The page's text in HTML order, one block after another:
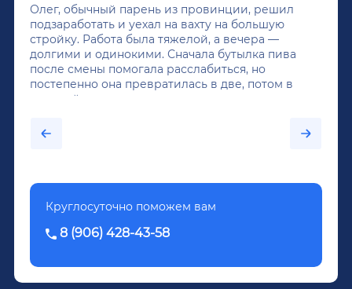
Олег, обычный парень из провинции, решил
подзаработать и уехал на вахту на большую
стройку. Работа была тяжелой, а вечера —
долгими и одинокими. Сначала бутылка пива
после смены помогала расслабиться, но
постепенно она превратилась в две, потом в
крепкий алкоголь, и вот он уже пил почти
было назначено кодирование по методу
Довженко.
Круглосуточно поможем вам
8 (906) 428-43-58